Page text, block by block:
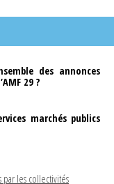
des annonces
29 ?
marchés publics
par les collectivités